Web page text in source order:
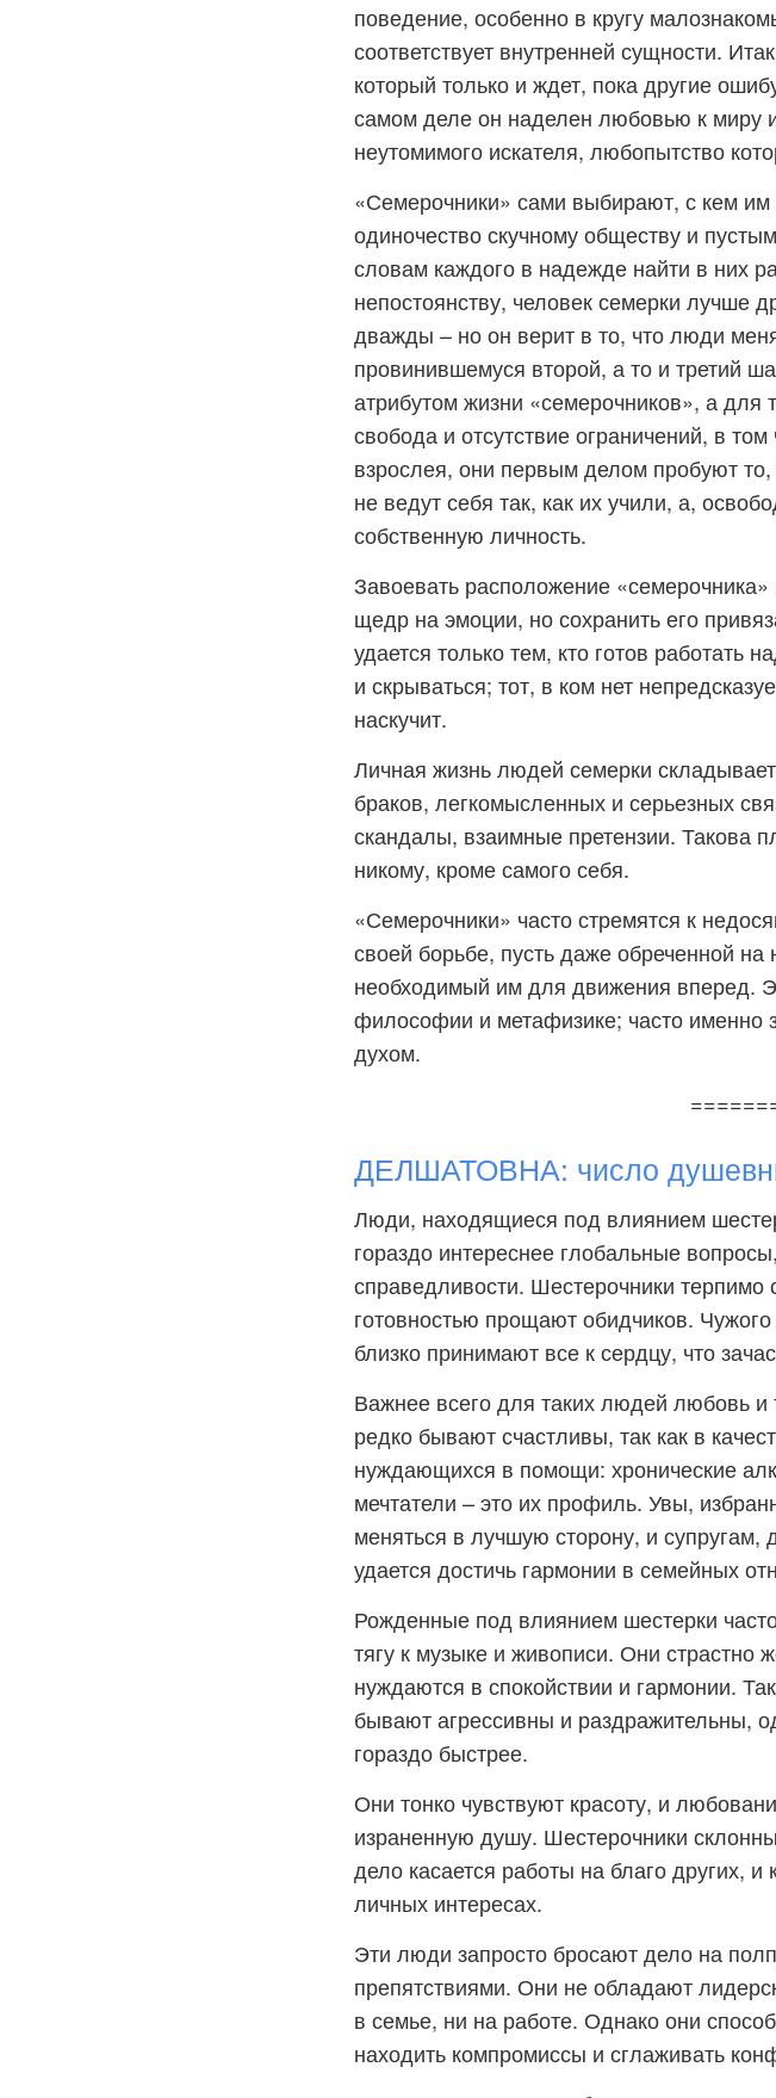
поведение, особенно в кругу
соответствует внутренней сущности.
который только и ждет, пока другие
самом деле он наделен любовью к миру
неутомимого искателя, любопытство
«Семерочники» сами выбирают, с кем
одиночество скучному обществу и
словам каждого в надежде найти в них
непостоянству, человек семерки лучше
дважды – но он верит в то, что люди
провинившемуся второй, а то и третий
атрибутом жизни «семерочников», а для
свобода и отсутствие ограничений, в
взрослея, они первым делом пробуют
не ведут себя так, как их учили, а,
собственную личность.
Завоевать расположение
щедр на эмоции, но сохранить его
удается только тем, кто готов работать
и скрываться; тот, в ком нет
наскучит.
Личная жизнь людей семерки
браков, легкомысленных и серьезных
скандалы, взаимные претензии. Такова
никому, кроме самого себя.
«Семерочники» часто стремятся к
своей борьбе, пусть даже обреченной
необходимый им для движения вперед.
философии и метафизике; часто именно
духом.
ДЕЛШАТОВНА: число
Люди, находящиеся под влиянием
гораздо интереснее глобальные
справедливости. Шестерочники
готовностью прощают обидчиков.
близко принимают все к сердцу, что
Важнее всего для таких людей любовь и
редко бывают счастливы, так как в
нуждающихся в помощи: хронические
мечтатели – это их профиль. Увы,
меняться в лучшую сторону, и
удается достичь гармонии в семейных
Рожденные под влиянием шестерки
тягу к музыке и живописи. Они
нуждаются в спокойствии и гармонии.
бывают агрессивны и раздражительны,
гораздо быстрее.
Они тонко чувствуют красоту, и
израненную душу. Шестерочники
дело касается работы на благо других,
личных интересах.
Эти люди запросто бросают дело на
препятствиями. Они не обладают
в семье, ни на работе. Однако они
находить компромиссы и сглаживать